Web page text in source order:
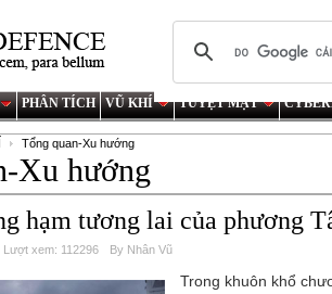
PHÂN TÍCH VŨ KHÍ TUYỆT MẬT
Tổng quan-Xu hướng
Xu hướng
hạm tương lai của phương
Lượt xem: 112296 By Nhân Vũ
Trong khuôn khổ